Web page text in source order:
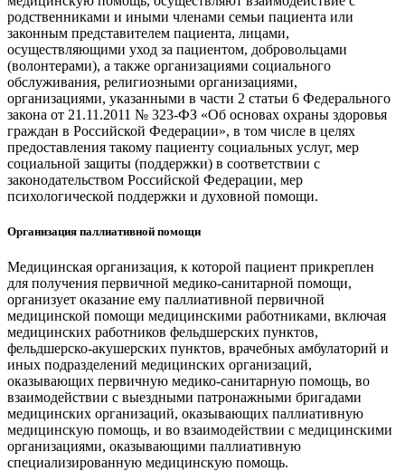
родственниками и иными членами семьи пациента или
законным представителем пациента, лицами,
осуществляющими уход за пациентом, добровольцами
(волонтерами), а также организациями социального
обслуживания, религиозными организациями,
организациями, указанными в части 2 статьи 6 Федерального
закона от 21.11.2011 № 323-ФЗ «Об основах охраны здоровья
граждан в Российской Федерации», в том числе в целях
предоставления такому пациенту социальных услуг, мер
социальной защиты (поддержки) в соответствии с
законодательством Российской Федерации, мер
психологической поддержки и духовной помощи.
Организация паллиативной помощи
Медицинская организация, к которой пациент прикреплен
для получения первичной медико-санитарной помощи,
организует оказание ему паллиативной первичной
медицинской помощи медицинскими работниками, включая
медицинских работников фельдшерских пунктов,
фельдшерско-акушерских пунктов, врачебных амбулаторий и
иных подразделений медицинских организаций,
оказывающих первичную медико-санитарную помощь, во
взаимодействии с выездными патронажными бригадами
медицинских организаций, оказывающих паллиативную
медицинскую помощь, и во взаимодействии с медицинскими
организациями, оказывающими паллиативную
специализированную медицинскую помощь.